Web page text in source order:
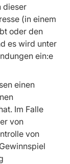
dieser
(in einem
oder den
es wird unter
ein:e
einen
Im Falle
von
von